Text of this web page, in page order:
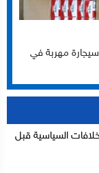
تتمكن من حجز أكثر من 843 ألف سيجارة مهربة في
السياسية قبل